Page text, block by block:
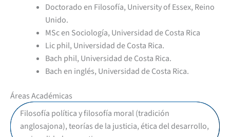
Doctorado en Filosofía, University of Essex, Reino
Unido.
MSc en Sociología, Universidad de Costa Rica
Lic phil, Universidad de Costa Rica.
Bach phil, Universidad de Costa Rica.
Bach en inglés, Universidad de Costa Rica.
Áreas Académicas
Filosofía política y filosofía moral (tradición
anglosajona), teorías de la justicia, ética del desarrollo,